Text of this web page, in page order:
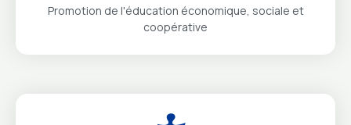
Promotion de l'éducation économique, sociale et
coopérative